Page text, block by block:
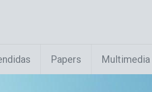
Papers Multimedia